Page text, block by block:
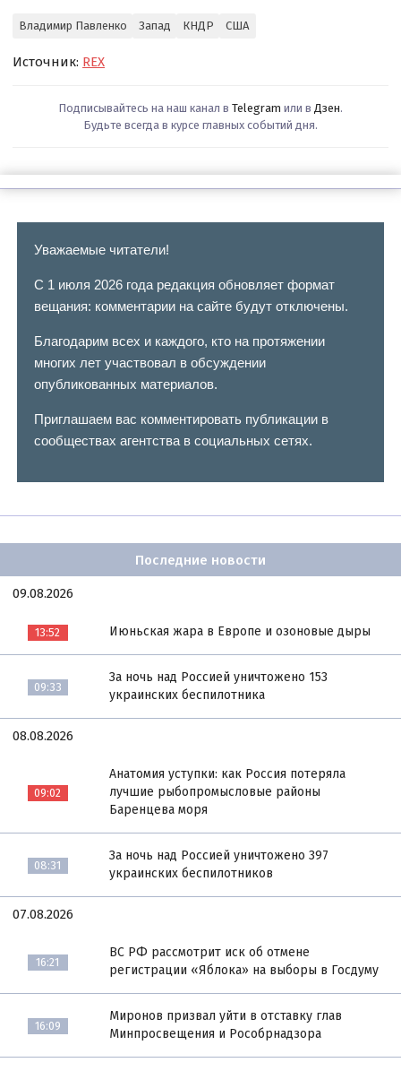
Владимир Павленко Запад КНДР США
Источник: REX
Подписывайтесь на наш канал в Telegram или в Дзен.
Будьте всегда в курсе главных событий дня.
Уважаемые читатели!
С 1 июля 2026 года редакция обновляет формат
вещания: комментарии на сайте будут отключены.
Благодарим всех и каждого, кто на протяжении
многих лет участвовал в обсуждении
опубликованных материалов.
Приглашаем вас комментировать публикации в
сообществах агентства в социальных сетях.
Последние новости
09.08.2026
13:52 Июньская жара в Европе и озоновые дыры
09:33
За ночь над Россией уничтожено 153
украинских беспилотника
08.08.2026
09:02
Анатомия уступки: как Россия потеряла
лучшие рыбопромысловые районы
Баренцева моря
08:31
За ночь над Россией уничтожено 397
украинских беспилотников
07.08.2026
16:21
ВС РФ рассмотрит иск об отмене
регистрации «Яблока» на выборы в Госдуму
16:09
Миронов призвал уйти в отставку глав
Минпросвещения и Рособрнадзора